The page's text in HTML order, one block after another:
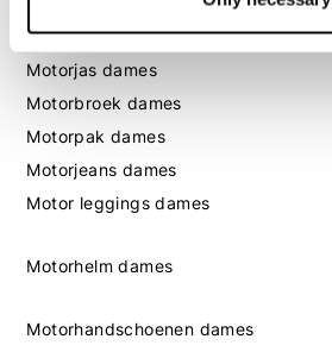
Motorkleding dames
Motorjas dames
Motorbroek dames
Motorpak dames
Motorjeans dames
Motor leggings dames
Motorhelm dames
Motorhandschoenen dames